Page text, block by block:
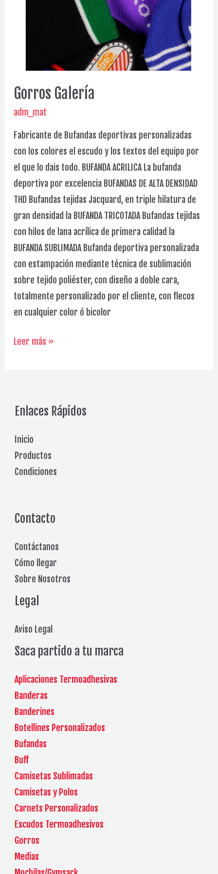
Gorros Galería
adm_mat
Fabricante de Bufandas deportivas personalizadas
con los colores el escudo y los textos del equipo por
el que lo dais todo. BUFANDA ACRILICA La bufanda
deportiva por excelencia BUFANDAS DE ALTA DENSIDAD
THD Bufandas tejidas Jacquard, en triple hilatura de
gran densidad la BUFANDA TRICOTADA Bufandas tejidas
con hilos de lana acrílica de primera calidad la
BUFANDA SUBLIMADA Bufanda deportiva personalizada
con estampación mediante técnica de sublimación
sobre tejido poliéster, con diseño a doble cara,
totalmente personalizado por el cliente, con flecos
en cualquier color ó bicolor
Gorros
Leer más »
Enlaces Rápidos
Inicio
Productos
Condiciones
Contacto
Contáctanos
Cómo llegar
Sobre Nosotros
Legal
Aviso Legal
Saca partido a tu marca
Aplicaciones Termoadhesivas
Banderas
Banderines
Botellines Personalizados
Bufandas
Buff
Camisetas Sublimadas
Camisetas y Polos
Carnets Personalizados
Escudos Termoadhesivos
Gorros
Medias